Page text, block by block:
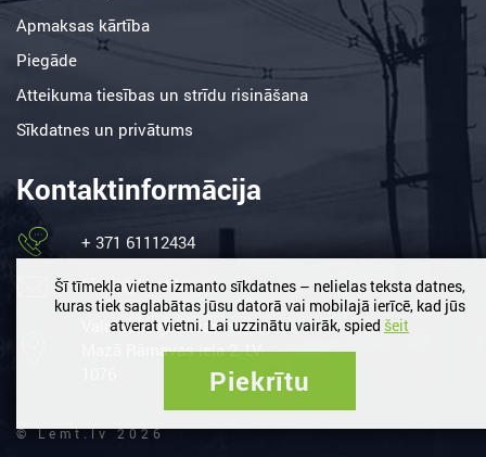
Apmaksas kārtība
Piegāde
Atteikuma tiesības un strīdu risināšana
Sīkdatnes un privātums
Kontaktinformācija
+ 371 61112434
birojs@lemt.lv
Valdlauči, Ķekavas nov. /
Mazā Rāmavas iela 2, LV-
© Lemt.lv 2026
Šī tīmekļa vietne izmanto sīkdatnes – nelielas teksta datnes,
kuras tiek saglabātas jūsu datorā vai mobilajā ierīcē, kad jūs
atverat vietni. Lai uzzinātu vairāk, spied šeit
Piekrītu